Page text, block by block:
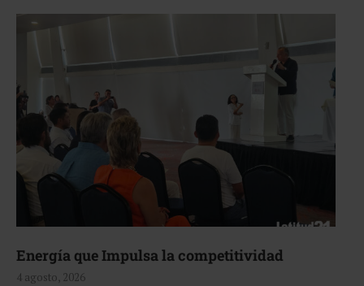
Energía que Impulsa la competitividad
4 agosto, 2026